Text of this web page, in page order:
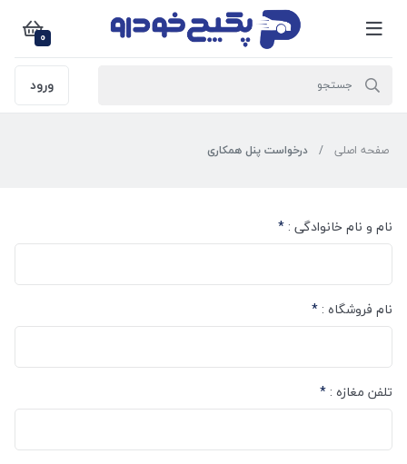
0
ورود
صفحه اصلی درخواست پنل همکاری
نام و نام خانوادگی : *
نام فروشگاه : *
تلفن مغازه : *